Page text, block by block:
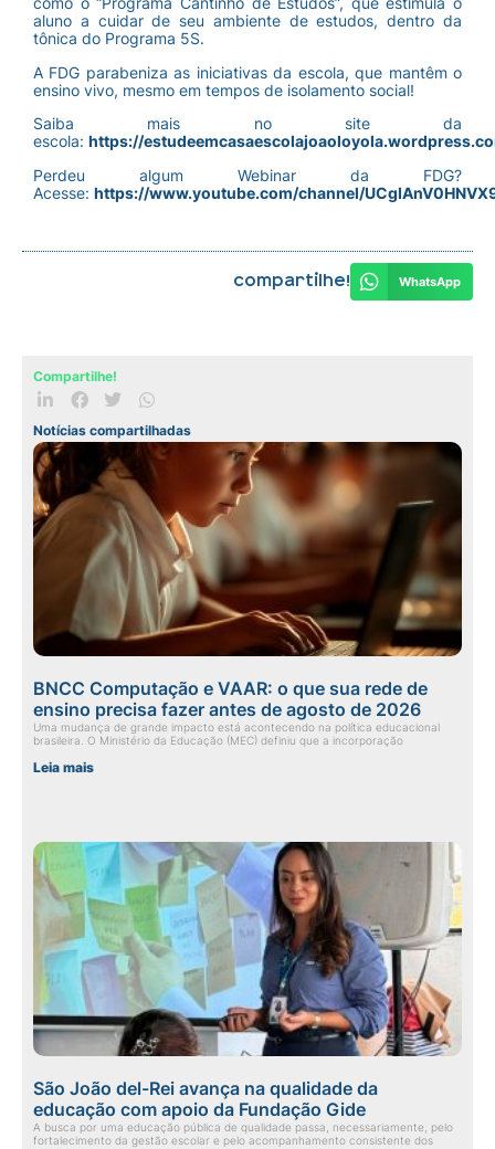
aluno a cuidar de seu ambiente de estudos, dentro da
tônica do Programa 5S.
A FDG parabeniza as iniciativas da escola, que mantêm o
ensino vivo, mesmo em tempos de isolamento social!
Saiba mais no site da
escola: https://
Perdeu algum Webinar da FDG?
Acesse: https://www.youtube.com/channel/
Compartilhe! WhatsApp
Compartilhe!
Notícias compartilhadas
BNCC Computação e VAAR: o que sua rede de
ensino precisa fazer antes de agosto de 2026
Uma mudança de grande impacto está acontecendo na política educacional
brasileira. O Ministério da Educação (MEC) definiu que a incorporação
Leia mais
São João del-Rei avança na qualidade da
educação com apoio da Fundação Gide
A busca por uma educação pública de qualidade passa, necessariamente, pelo
fortalecimento da gestão escolar e pelo acompanhamento consistente dos